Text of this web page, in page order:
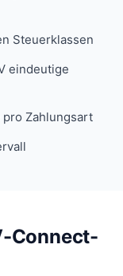
Steuerklassen
eindeutige
Zahlungsart
Connect-